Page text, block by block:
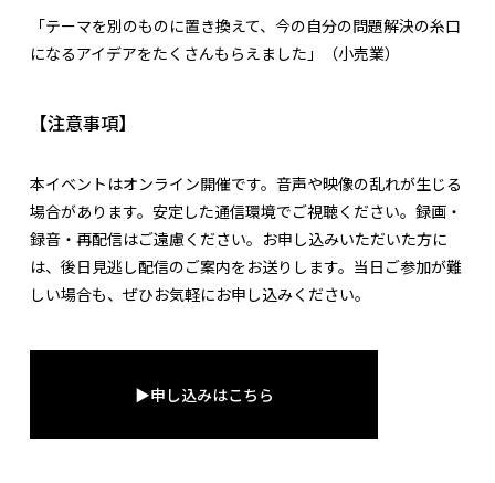
「テーマを別のものに置き換えて、今の自分の問題解決の糸口
になるアイデアをたくさんもらえました」（小売業）
【注意事項】
本イベントはオンライン開催です。音声や映像の乱れが生じる
場合があります。安定した通信環境でご視聴ください。録画・
録音・再配信はご遠慮ください。お申し込みいただいた方に
は、後日見逃し配信のご案内をお送りします。当日ご参加が難
しい場合も、ぜひお気軽にお申し込みください。
▶申し込みはこちら